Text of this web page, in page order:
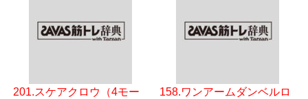
201.スケアクロウ（4モー
158.ワンアームダンベルロ